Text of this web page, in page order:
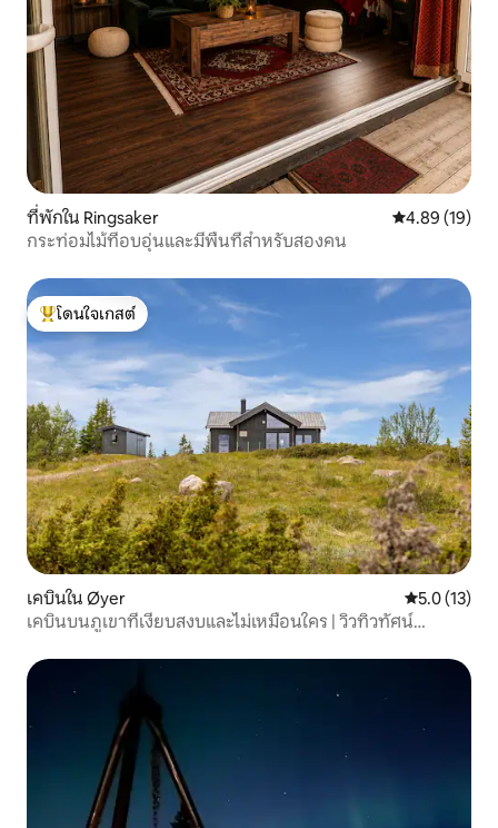
ที่พักใน Ringsaker คะแนนเฉลี่ย
4.89 (19)
กระท่อมไม้ที่อบอุ่นและมีพื้นที่สำหรับสองคน
โดนใจเกสต์ที่สุด
โดนใจเกสต์
เคบินใน Øyer คะแนนเฉลี่ย
5.0 (13)
เคบินบนภูเขาที่เงียบสงบและไม่เหมือนใคร | วิวทิวทัศน์